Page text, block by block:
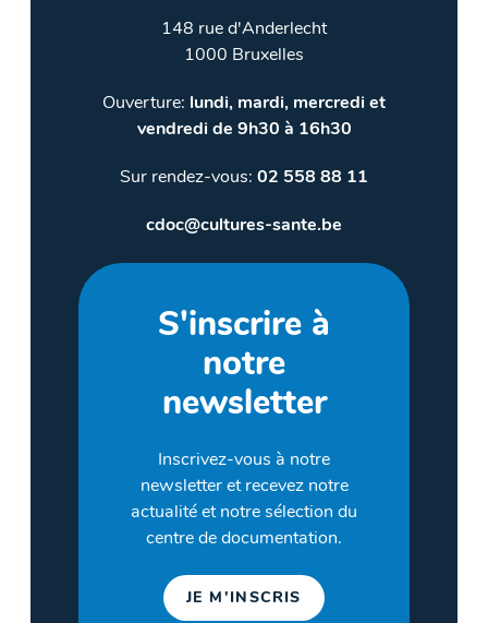
148 rue d'Anderlecht
1000 Bruxelles
Ouverture: lundi, mardi, mercredi et
vendredi de 9h30 à 16h30
Sur rendez-vous: 02 558 88 11
cdoc@cultures-sante.be
S'inscrire à
notre
newsletter
Inscrivez-vous à notre
newsletter et recevez notre
actualité et notre sélection du
centre de documentation.
JE M'INSCRIS